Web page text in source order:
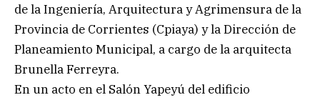
de la Ingeniería, Arquitectura y Agrimensura de la
Provincia de Corrientes (Cpiaya) y la Dirección de
Planeamiento Municipal, a cargo de la arquitecta
Brunella Ferreyra.
En un acto en el Salón Yapeyú del edificio